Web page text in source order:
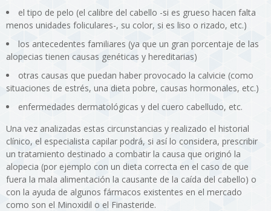
el tipo de pelo (el calibre del cabello -si es grueso hacen falta
menos unidades foliculares-, su color, si es liso o rizado, etc.)
los antecedentes familiares (ya que un gran porcentaje de las
alopecias tienen causas genéticas y hereditarias)
otras causas que puedan haber provocado la calvicie (como
situaciones de estrés, una dieta pobre, causas hormonales, etc.)
enfermedades dermatológicas y del cuero cabelludo, etc.
Una vez analizadas estas circunstancias y realizado el historial
clínico, el especialista capilar podrá, si así lo considera, prescribir
un tratamiento destinado a combatir la causa que originó la
alopecia (por ejemplo con un dieta correcta en el caso de que
fuera la mala alimentación la causante de la caída del cabello) o
con la ayuda de algunos fármacos existentes en el mercado
como son el Minoxidil o el Finasteride.